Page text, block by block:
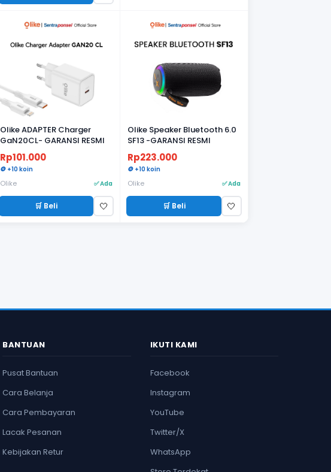
Olike ADAPTER Charger
GaN20CL- GARANSI RESMI
Rp101.000
🪙 +10 koin
Olike ✅ Ada
🛒 Beli 🤍
Olike Speaker Bluetooth 6.0
SF13 -GARANSI RESMI
Rp223.000
🪙 +10 koin
Olike ✅ Ada
🛒 Beli 🤍
BANTUAN
Pusat Bantuan
Cara Belanja
Cara Pembayaran
Lacak Pesanan
Kebijakan Retur
IKUTI KAMI
Facebook
Instagram
YouTube
Twitter/X
WhatsApp